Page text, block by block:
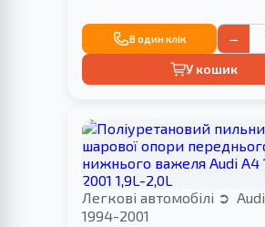
В один клік −
У кошик
Легкові автомобілі Audi
1994-2001